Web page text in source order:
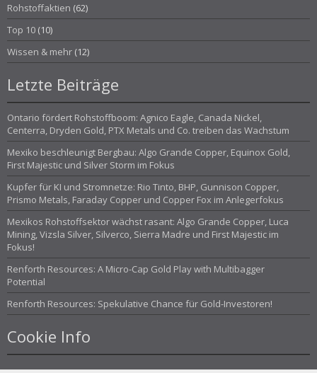
Rohstoffaktien (62)
Top 10 (10)
Wissen & mehr (12)
Letzte Beiträge
Ontario fördert Rohstoffboom: Agnico Eagle, Canada Nickel,
Centerra, Dryden Gold, PTX Metals und Co. treiben das Wachstum
Mexiko beschleunigt Bergbau: Algo Grande Copper, Equinox Gold,
First Majestic und Silver Storm im Fokus
Kupfer für KI und Stromnetze: Rio Tinto, BHP, Gunnison Copper,
Prismo Metals, Faraday Copper und Copper Fox im Anlegerfokus
Mexikos Rohstoffsektor wächst rasant: Algo Grande Copper, Luca
Mining, Vizsla Silver, Silverco, Sierra Madre und First Majestic im
Fokus!
Renforth Resources: A Micro-Cap Gold Play with Multibagger
Potential
Renforth Resources: Spekulative Chance für Gold-Investoren!
Cookie Info